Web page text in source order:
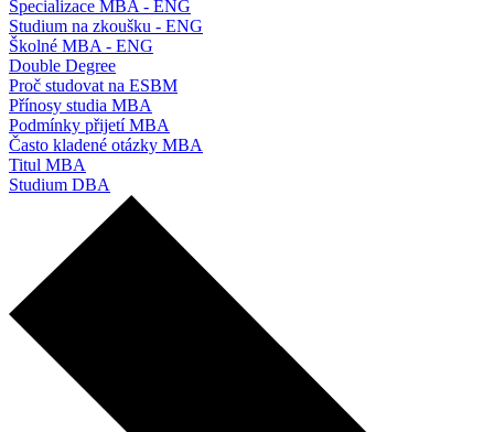
Specializace MBA - ENG
Studium na zkoušku - ENG
Školné MBA - ENG
Double Degree
Proč studovat na ESBM
Přínosy studia MBA
Podmínky přijetí MBA
Často kladené otázky MBA
Titul MBA
Studium DBA